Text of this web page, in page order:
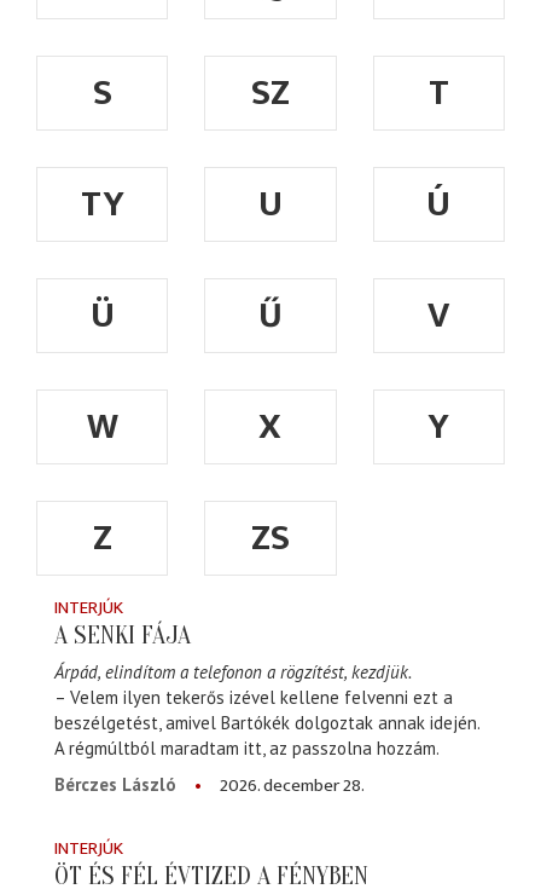
S
SZ
T
TY
U
Ú
Ü
Ű
V
W
X
Y
Z
ZS
INTERJÚK
A SENKI FÁJA
Árpád, elindítom a telefonon a rögzítést, kezdjük.
– Velem ilyen tekerős izével kellene felvenni ezt a
beszélgetést, amivel Bartókék dolgoztak annak idején.
A régmúltból maradtam itt, az passzolna hozzám.
Bérczes László
2026. december 28.
INTERJÚK
ÖT ÉS FÉL ÉVTIZED A FÉNYBEN